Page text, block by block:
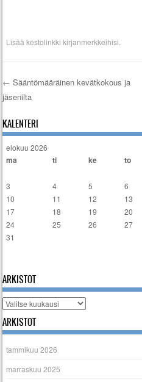
Lisääkestolinkki kirjanmerkkeihisi.
Artikkelien selaus
← Sääntömääräinen kevätkokous ja
jäsenilta
KALENTERI
elokuu 2026
ma ti ke to
3
4 5 6
10
11 12 13
17
18 19 20
24
25 26 27
31
ARKISTOT
Arkistot
ARKISTOT
tammikuu 2026
marraskuu 2025